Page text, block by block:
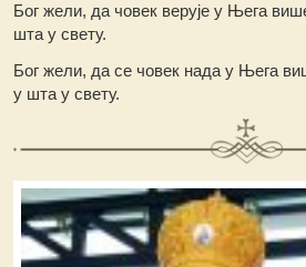
Бог жели, да човек верује у Њега
шта у свету.
Бог жели, да се човек нада у Њега
у шта у свету.